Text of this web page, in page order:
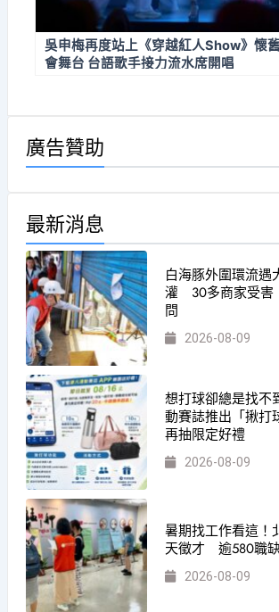
吳申梅再度站上《穿越紅人Show》懷
會舞台 台語歌手接力流水席開唱
廣告贊助
最新消息
白海豚外圍環流遇
灌 30多商家受
問
2026-08-09
想打球卻總是找不
動賽誌推出「揪
再抽限定好禮
2026-08-09
暑期找工作看這！
天徵才 逾580職
2026-08-09